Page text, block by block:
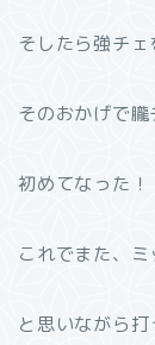
そしたら強チェ
そのおかげで
初めてなった！
これでまた、ミ
と思いながら打